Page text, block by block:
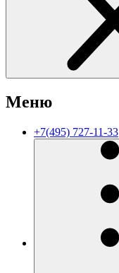
Меню
+7(495) 727-11-33